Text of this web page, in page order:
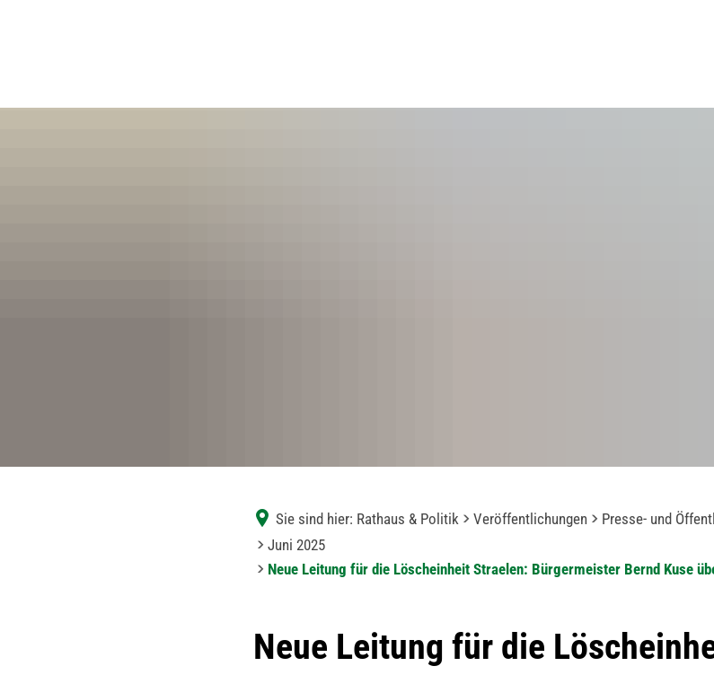
Sie sind hier: Rathaus & Politik Veröffentlichungen Presse- und
Juni 2025
Neue Leitung für die Löscheinheit Straelen: Bürgermeister Bernd Kuse
Neue Leitung für die